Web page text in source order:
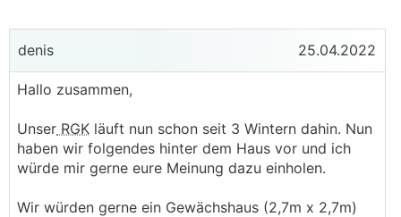
denis 25.04.2022
Hallo zusammen,
Unser RGK läuft nun schon seit 3 Wintern dahin. Nun
haben wir folgendes hinter dem Haus vor und ich
würde mir gerne eure Meinung dazu einholen.
Wir würden gerne ein Gewächshaus (2,7m x 2,7m)